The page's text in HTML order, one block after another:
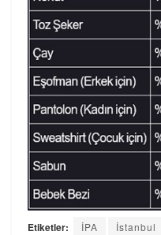
Etiketler: İPA İstanbul